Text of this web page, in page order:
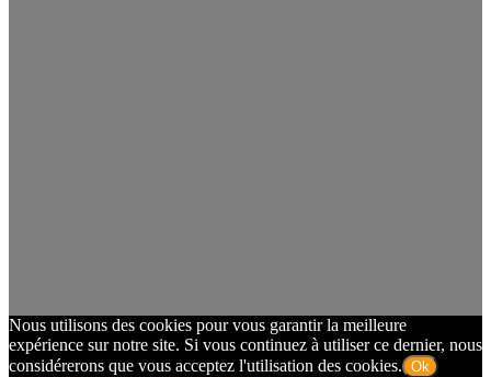
Nous utilisons des cookies pour vous garantir la meilleure
expérience sur notre site. Si vous continuez à utiliser ce dernier, nous
considérerons que vous acceptez l'utilisation des cookies. Ok